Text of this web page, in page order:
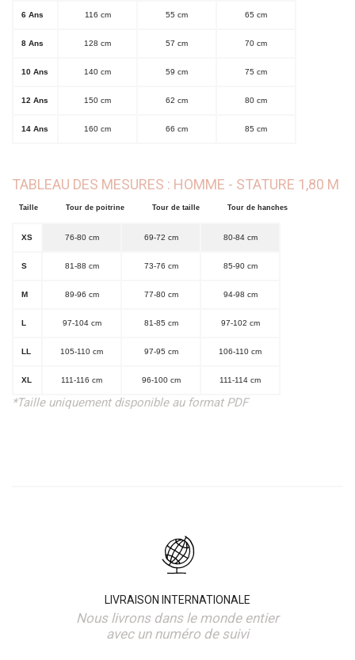
6 Ans 116 cm 55 cm 65 cm
8 Ans 128 cm 57 cm 70 cm
10 Ans 140 cm 59 cm 75 cm
12 Ans 150 cm 62 cm 80 cm
14 Ans 160 cm 66 cm 85 cm
TABLEAU DES MESURES : HOMME - STATURE 1,80 M
Taille Tour de poitrine Tour de taille Tour de hanches
XS 76-80 cm 69-72 cm 80-84 cm
S 81-88 cm 73-76 cm 85-90 cm
M 89-96 cm 77-80 cm 94-98 cm
L 97-104 cm 81-85 cm 97-102 cm
LL 105-110 cm 97-95 cm 106-110 cm
XL 111-116 cm 96-100 cm 111-114 cm
*Taille uniquement disponible au format PDF
LIVRAISON INTERNATIONALE
Nous livrons dans le monde entier
avec un numéro de suivi